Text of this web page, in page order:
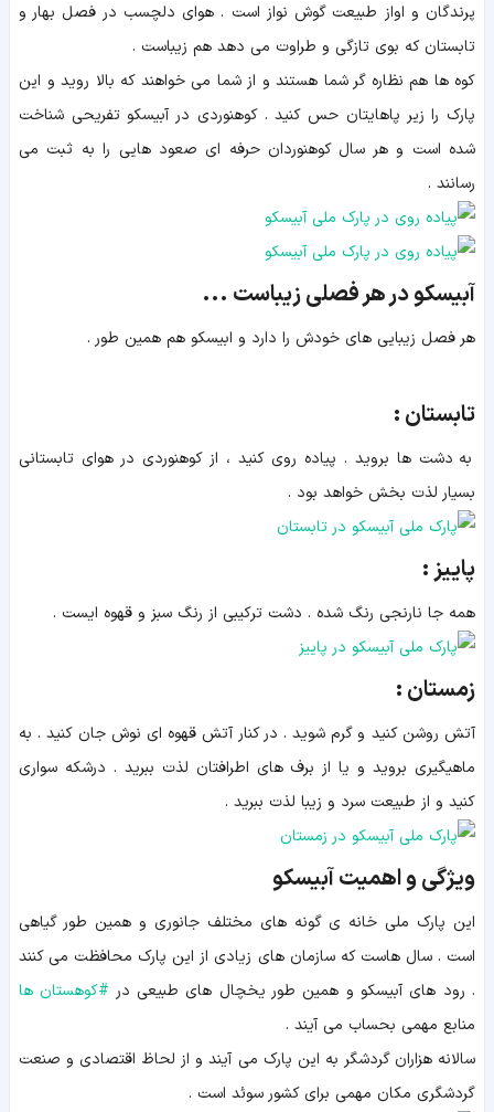
پرندگان و اواز طبیعت گوش نواز است . هوای دلچسب در فصل بهار و
تابستان که بوی تازگی و طراوت می دهد هم زیباست .
کوه ها هم نظاره گر شما هستند و از شما می خواهند که بالا روید و این
پارک را زیر پاهایتان حس کنید . کوهنوردی در آبیسکو تفریحی شناخت
شده است و هر سال کوهنوردان حرفه ای صعود هایی را به ثبت می
رسانند .
آبیسکو در هر فصلی زیباست ...
هر فصل زیبایی های خودش را دارد و ابیسکو هم همین طور .
تابستان :
به دشت ها بروید . پیاده روی کنید ، از کوهنوردی در هوای تابستانی
بسیار لذت بخش خواهد بود .
پاییز :
همه جا نارنجی رنگ شده . دشت ترکیبی از رنگ سبز و قهوه ایست .
زمستان :
آتش روشن کنید و گرم شوید . در کنار آتش قهوه ای نوش جان کنید . به
ماهیگیری بروید و یا از برف های اطرافتان لذت ببرید . درشکه سواری
کنید و از طبیعت سرد و زیبا لذت ببرید .
ویژگی و اهمیت آبیسکو
این پارک ملی خانه ی گونه های مختلف جانوری و همین طور گیاهی
است . سال هاست که سازمان های زیادی از این پارک محافظت می کنند
. رود های آبیسکو و همین طور یخچال های طبیعی در #کوهستان ها
منابع مهمی بحساب می آیند .
سالانه هزاران گردشگر به این پارک می آیند و از لحاظ اقتصادی و صنعت
گردشگری مکان مهمی برای کشور سوئد است .